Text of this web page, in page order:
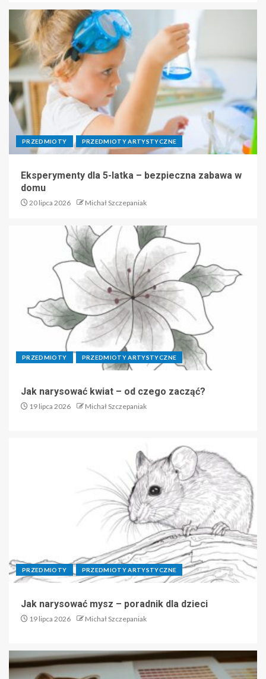
PRZEDMIOTY PRZEDMIOTY ARTYSTYCZNE
Eksperymenty dla 5-latka – bezpieczna zabawa w
domu
20 lipca 2026 Michał Szczepaniak
PRZEDMIOTY PRZEDMIOTY ARTYSTYCZNE
Jak narysować kwiat – od czego zacząć?
19 lipca 2026 Michał Szczepaniak
PRZEDMIOTY PRZEDMIOTY ARTYSTYCZNE
Jak narysować mysz – poradnik dla dzieci
19 lipca 2026 Michał Szczepaniak